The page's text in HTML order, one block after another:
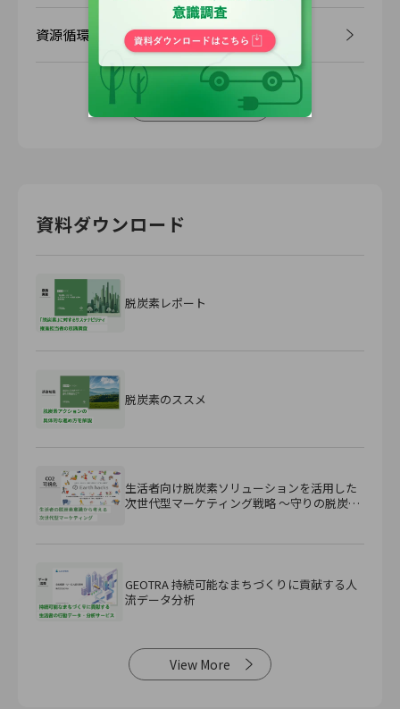
資源循環
資料ダウンロード
脱炭素レポート
脱炭素のススメ
生活者向け脱炭素ソリューションを活用した
次世代型マーケティング戦略 ～守りの脱炭素
GEOTRA 持続可能なまちづくりに貢献する人
流データ分析
View More